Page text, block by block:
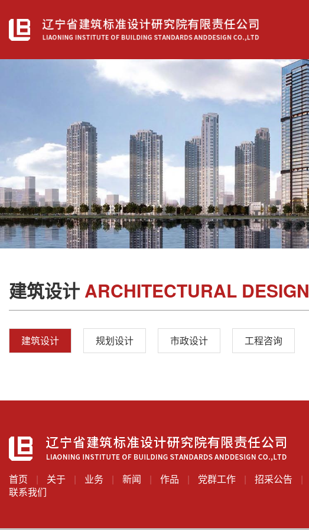
建筑设计 ARCHITECTURAL DESIGN
建筑设计 规划设计 市政设计 工程咨询
首页 | 关于 | 业务 | 新闻 | 作品 | 党群工作 | 招采公告 |
联系我们